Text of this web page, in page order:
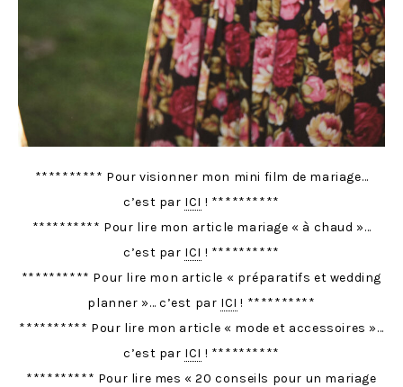
********** Pour visionner mon mini film de mariage…
c’est par ICI ! **********
********** Pour lire mon article mariage « à chaud »…
c’est par ICI ! **********
********** Pour lire mon article « préparatifs et wedding
planner »… c’est par ICI ! **********
********** Pour lire mon article « mode et accessoires »…
c’est par ICI ! **********
********** Pour lire mes « 20 conseils pour un mariage